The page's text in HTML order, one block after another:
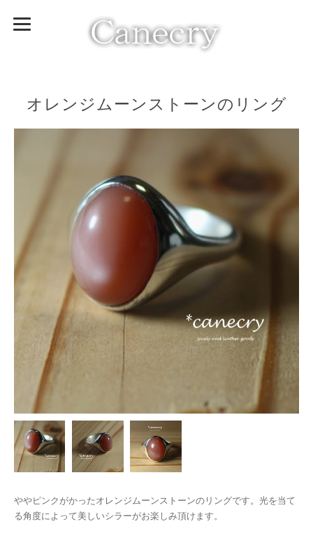
オレンジムーンストーンのリング
ややピンクがかったオレンジムーンストーンのリングです。光を当て
る角度によって美しいシラーがお楽しみ頂けます。